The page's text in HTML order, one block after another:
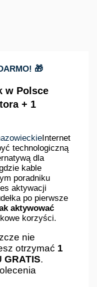
🎁
w Polsce
+ 1
Internet
technologiczną
dla
kable
poradniku
aktywacji
po pierwsze
aktywować
korzyści.
nie
otrzymać 1
GRATIS.